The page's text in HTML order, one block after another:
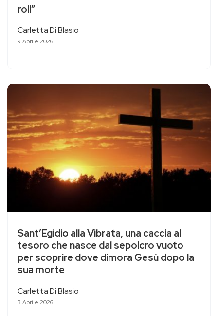
roll”
Carletta Di Blasio
9 Aprile 2026
Sant’Egidio alla Vibrata, una caccia al
tesoro che nasce dal sepolcro vuoto
per scoprire dove dimora Gesù dopo la
sua morte
Carletta Di Blasio
3 Aprile 2026